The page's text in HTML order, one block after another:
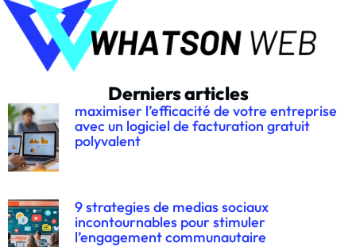
Derniers articles
maximiser l’efficacité de votre entreprise
avec un logiciel de facturation gratuit
polyvalent
9 strategies de medias sociaux
incontournables pour stimuler
l’engagement communautaire